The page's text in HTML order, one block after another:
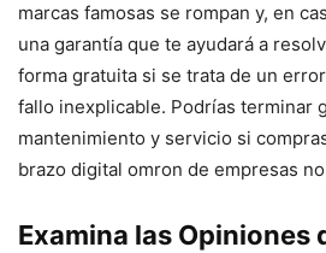
marcas famosas se rompan y, en
una garantía que te ayudará a
forma gratuita si se trata de un
fallo inexplicable. Podrías terminar
mantenimiento y servicio si
brazo digital omron de empresas
Examina las Opiniones